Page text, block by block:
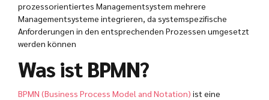
prozessorientiertes Managementsystem mehrere
Managementsysteme integrieren, da systemspezifische
Anforderungen in den entsprechenden Prozessen umgesetzt
werden können
Was ist BPMN?
BPMN (Business Process Model and Notation) ist eine